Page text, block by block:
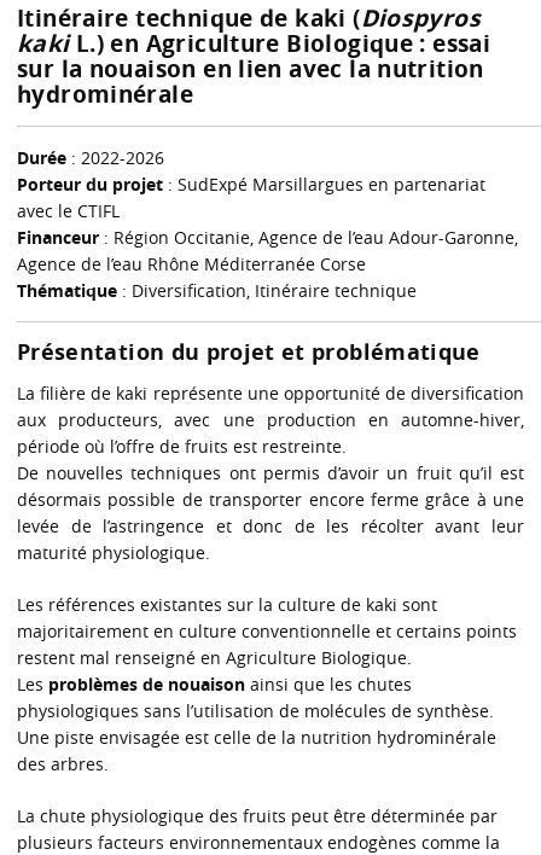
Itinéraire technique de kaki (Diospyros
kakiL.) en Agriculture Biologique : essai
sur la nouaison en lien avec la nutrition
hydrominérale
Durée : 2022-2026
Porteur du projet : SudExpé Marsillargues en partenariat
avec le CTIFL
Financeur : Région Occitanie, Agence de l’eau Adour-Garonne,
Agence de l’eau Rhône Méditerranée Corse
Thématique : Diversification, Itinéraire technique
Présentation du projet et problématique
La filière de kaki représente une opportunité de diversification
aux producteurs, avec une production en automne-hiver,
période où l’offre de fruits est restreinte.
De nouvelles techniques ont permis d’avoir un fruit qu’il est
désormais possible de transporter encore ferme grâce à une
levée de l’astringence et donc de les récolter avant leur
maturité physiologique.
Les références existantes sur la culture de kaki sont
majoritairement en culture conventionnelle et certains points
restent mal renseigné en Agriculture Biologique.
Les problèmes de nouaison ainsi que les chutes
physiologiques sans l’utilisation de molécules de synthèse.
Une piste envisagée est celle de la nutrition hydrominérale
des arbres.
La chute physiologique des fruits peut être déterminée par
plusieurs facteurs environnementaux endogènes comme la